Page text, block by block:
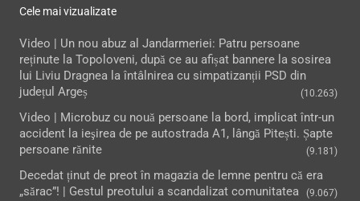
Cele mai vizualizate
Video | Un nou abuz al Jandarmeriei: Patru persoane
reținute la Topoloveni, după ce au afișat bannere la sosirea
lui Liviu Dragnea la întâlnirea cu simpatizanții PSD din
județul Argeș
(10.263)
Video | Microbuz cu nouă persoane la bord, implicat într-un
accident la ieşirea de pe autostrada A1, lângă Pitești. Șapte
persoane rănite
(9.181)
Decedat ținut de preot în magazia de lemne pentru că era
„sărac”! | Gestul preotului a scandalizat comunitatea
(9.067)